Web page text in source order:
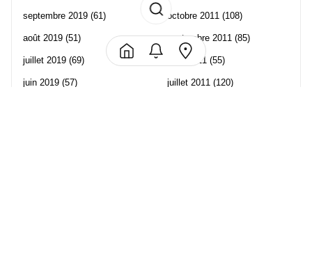
septembre 2019 (61)
août 2019 (51)
juillet 2019 (69)
juin 2019 (57)
octobre 2011 (108)
septembre 2011 (85)
août 2011 (55)
juillet 2011 (120)